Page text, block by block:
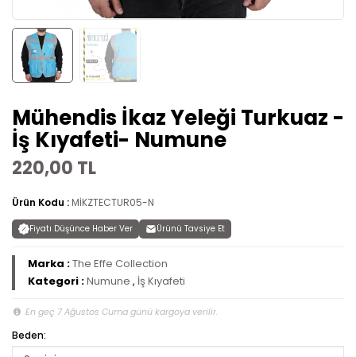
Mühendis İkaz Yeleği Turkuaz -
İş Kıyafeti- Numune
220,00 TL
Ürün Kodu : MİKZTECTUR05-N
Fiyatı Düşünce Haber Ver Ürünü Tavsiye Et
Marka :The Effe Collection
Kategori :Numune , İş Kıyafeti
En geç 7 Ağustos Cuma günü kargoya verilir.
Beden: